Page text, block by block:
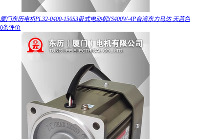
厦门东历电机PL32-0400-150S3卧式电动机YS400W-4P台湾东力马达 天蓝色
0条评价